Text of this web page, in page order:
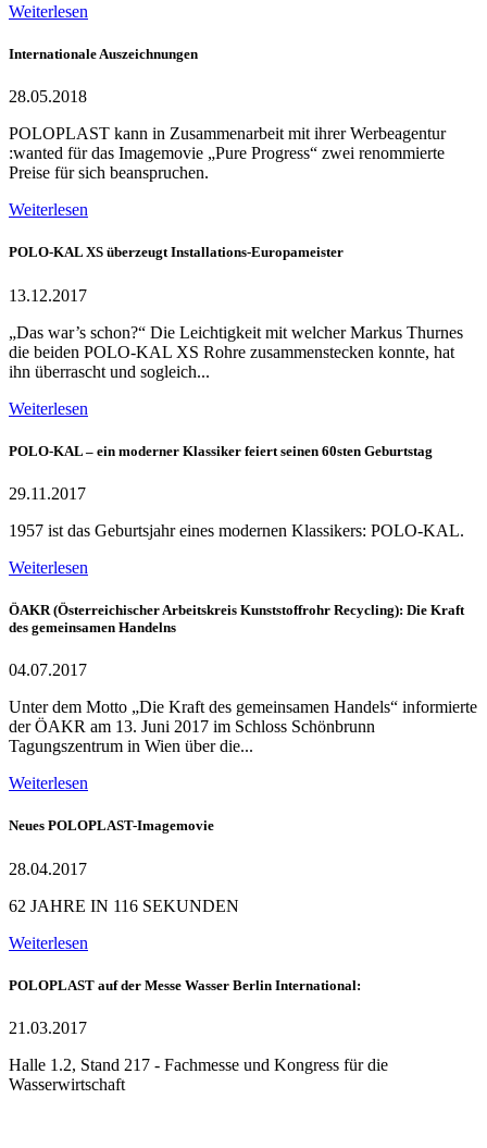
Weiterlesen
Internationale Auszeichnungen
28.05.2018
POLOPLAST kann in Zusammenarbeit mit ihrer Werbeagentur
:wanted für das Imagemovie „Pure Progress“ zwei renommierte
Preise für sich beanspruchen.
Weiterlesen
POLO-KAL XS überzeugt Installations-Europameister
13.12.2017
„Das war’s schon?“ Die Leichtigkeit mit welcher Markus Thurnes
die beiden POLO-KAL XS Rohre zusammenstecken konnte, hat
ihn überrascht und sogleich...
Weiterlesen
POLO-KAL – ein moderner Klassiker feiert seinen 60sten Geburtstag
29.11.2017
1957 ist das Geburtsjahr eines modernen Klassikers: POLO-KAL.
Weiterlesen
ÖAKR (Österreichischer Arbeitskreis Kunststoffrohr Recycling): Die Kraft
des gemeinsamen Handelns
04.07.2017
Unter dem Motto „Die Kraft des gemeinsamen Handels“ informierte
der ÖAKR am 13. Juni 2017 im Schloss Schönbrunn
Tagungszentrum in Wien über die...
Weiterlesen
Neues POLOPLAST-Imagemovie
28.04.2017
62 JAHRE IN 116 SEKUNDEN
Weiterlesen
POLOPLAST auf der Messe Wasser Berlin International:
21.03.2017
Halle 1.2, Stand 217 - Fachmesse und Kongress für die
Wasserwirtschaft